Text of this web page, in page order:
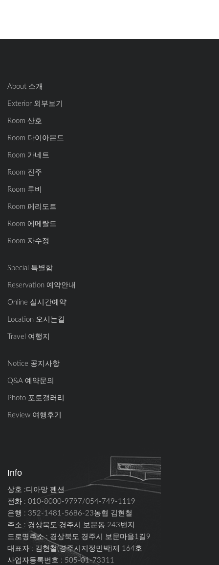
About 소개
Exterior 외부보기
Room 산호
Room 다이아몬드
Room 가네트
Room 진주
Room 루비
Room 페리도트
Room 에메랄드
Room 자수정
Special 특별함
Reservation 예약안내
Online 실시간예약
Location 오시는길
Travel 여행지
Notice 공지사항
Q&A 예약문의
Photo 포토갤러리
Review 여행후기
Info
상호 :디아망 펜션
전화 : 010-8000-9797/054-749-1119
은행 : 352-1481-5686-23농협 김현철
주소 : 경상북도 경주시 보문동 243번지
도로명주소 : 경상북도 경주시 보문마을1길9
대표자 : 김현철(경주시지정민박)제 164호
사업자등록번호 : 505-01-73311